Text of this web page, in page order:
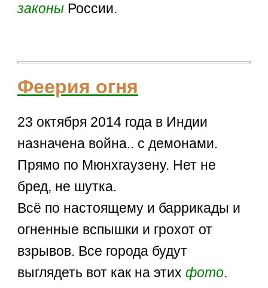
законы России.
Феерия огня
23 октября 2014 года в Индии
назначена война.. с демонами.
Прямо по Мюнхгаузену. Нет не
бред, не шутка.
Всё по настоящему и баррикады и
огненные вспышки и грохот от
взрывов. Все города будут
выглядеть вот как на этихфото.